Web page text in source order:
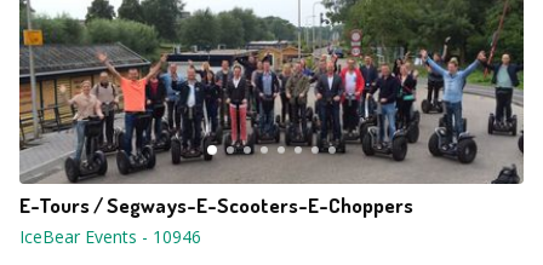
E-Tours / Segways-E-Scooters-E-Choppers
IceBear Events - 10946